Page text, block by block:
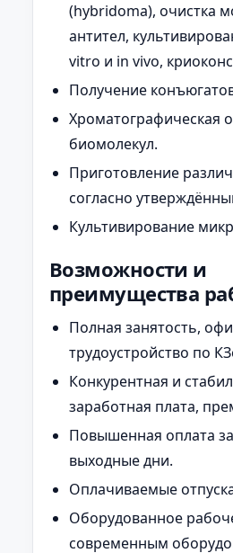
(hybridoma), очистка
антител,
vitro и in vivo,
Получение
Хроматографическая
биомолекул.
Приготовление
согласно
Культивирование
Возможности и
преимущества
Полная занятость,
трудоустройство по
Конкурентная и
заработная плата,
Повышенная оплата
выходные дни.
Оплачиваемые
Оборудованное
современным